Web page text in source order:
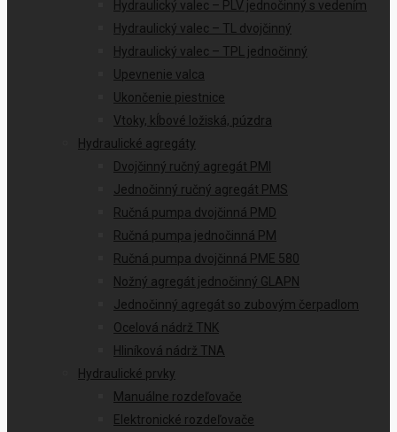
Hydraulický valec – PLV jednočinný s vedením
Hydraulický valec – TL dvojčinný
Hydraulický valec – TPL jednočinný
Upevnenie valca
Ukončenie piestnice
Vtoky, kĺbové ložiská, púzdra
Hydraulické agregáty
Dvojčinný ručný agregát PMI
Jednočinný ručný agregát PMS
Ručná pumpa dvojčinná PMD
Ručná pumpa jednočinná PM
Ručná pumpa dvojčinná PME 580
Nožný agregát jednočinný GLAPN
Jednočinný agregát so zubovým čerpadlom
Ocelová nádrž TNK
Hliníková nádrž TNA
Hydraulické prvky
Manuálne rozdeľovače
Elektronické rozdeľovače